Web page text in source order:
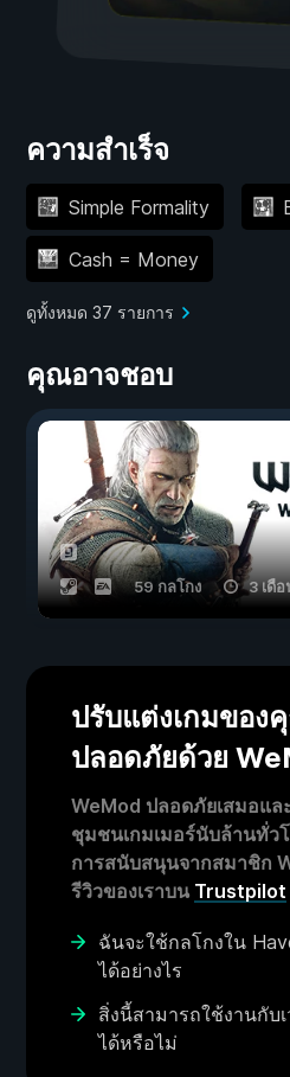
ความสำเร็จ
Simple Formality
Cash = Money
ดูทั้งหมด 37 รายการ
คุณอาจชอบ
59 กลโกง 3 เดื
ปรับแต่งเกมของ
ปลอดภัยด้วย
WeMod ปลอดภัยเสมอแล
ชุมชนเกมเมอร์นับล้านทั่วโ
การสนับสนุนจากสมาชิก
รีวิวของเราบน Trustpilot
ฉันจะใช้กลโกงใน
ได้อย่างไร
สิ่งนี้สามารถใช้งานกับ
ได้หรือไม่